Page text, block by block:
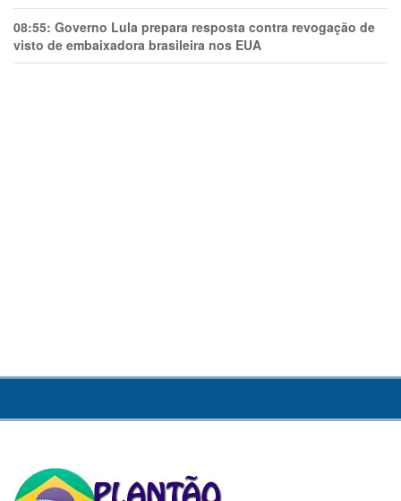
08:55: Governo Lula prepara resposta contra revogação de
visto de embaixadora brasileira nos EUA